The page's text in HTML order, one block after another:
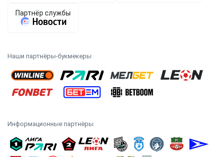
Наши партнёры-букмекеры
Информационные партнёры